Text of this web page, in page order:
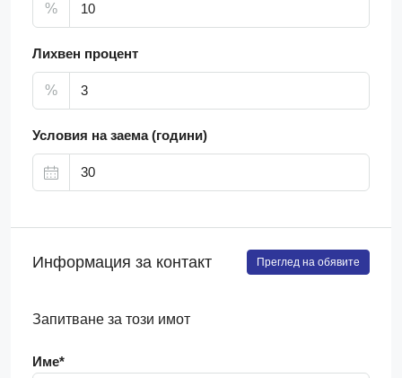
%
Лихвен процент
%
Условия на заема (години)
Информация за контакт Преглед на обявите
Запитване за този имот
Име*